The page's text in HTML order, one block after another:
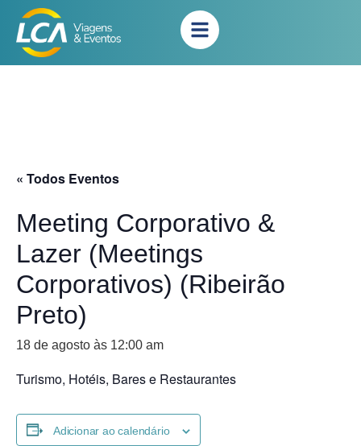
« Todos Eventos
Meeting Corporativo &
Lazer (Meetings
Corporativos) (Ribeirão
Preto)
18 de agosto às 12:00 am
Turismo, Hotéis, Bares e Restaurantes
Adicionar ao calendário